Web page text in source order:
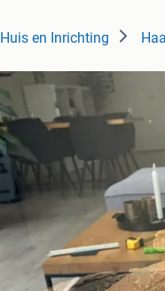
Huis en Inrichting